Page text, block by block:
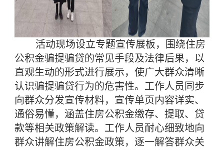
活动现场设立专题宣传展板，围绕住房
公积金骗提骗贷的常见手段及法律后果，以
直观生动的形式进行展示，使广大群众清晰
认识骗提骗贷行为的危害性。工作人员同步
向群众分发宣传材料，宣传单页内容详实、
通俗易懂，涵盖住房公积金缴存、提取、贷
款等相关政策解读。工作人员耐心细致地向
群众讲解住房公积金政策，逐一解答群众关